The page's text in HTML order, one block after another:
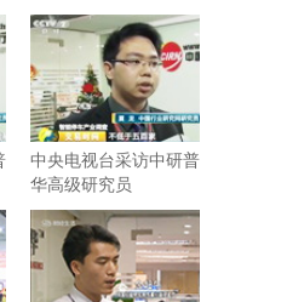
中央电视台采访中研普
华高级研究员